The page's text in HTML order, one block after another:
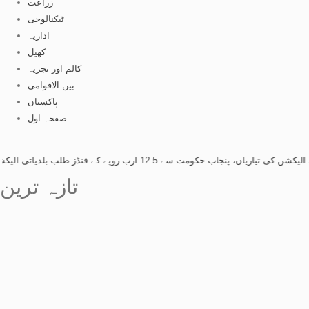
زراعت
ٹیکنالوجی
اداریہ
کھیل
کالم اور تجزیہ
بین الاقوامی
پاکستان
صفحہ اول
پنجاب حکومت سے 12.5 ارب روپے کے فنڈز طلب -بلدیاتی الیکشن کی تیاریاں،
تازہ ترین